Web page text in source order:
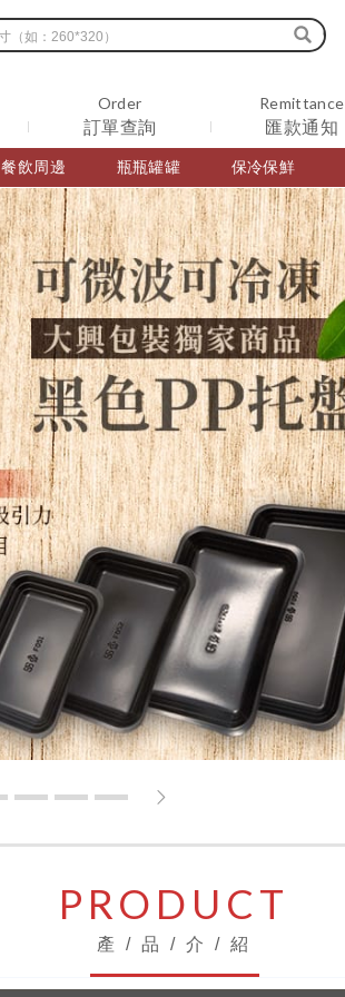
餐飲周邊 瓶瓶罐罐 保冷保鮮
Order
訂單查詢
Remittance
匯款通知
3 4 5
PRODUCT
產 / 品 / 介 / 紹